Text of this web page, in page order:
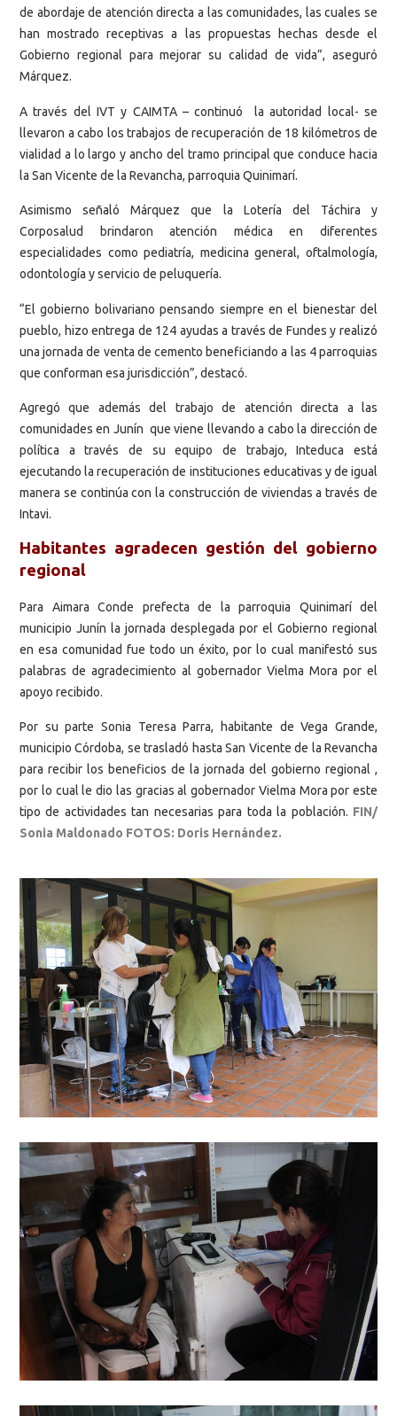
de abordaje de atención directa a las comunidades, las cuales se
han mostrado receptivas a las propuestas hechas desde el
Gobierno regional para mejorar su calidad de vida”, aseguró
Márquez.
A través del IVT y CAIMTA – continuó la autoridad local- se
llevaron a cabo los trabajos de recuperación de 18 kilómetros de
vialidad a lo largo y ancho del tramo principal que conduce hacia
la San Vicente de la Revancha, parroquia Quinimarí.
Asimismo señaló Márquez que la Lotería del Táchira y
Corposalud brindaron atención médica en diferentes
especialidades como pediatría, medicina general, oftalmología,
odontología y servicio de peluquería.
“El gobierno bolivariano pensando siempre en el bienestar del
pueblo, hizo entrega de 124 ayudas a través de Fundes y realizó
una jornada de venta de cemento beneficiando a las 4 parroquias
que conforman esa jurisdicción”, destacó.
Agregó que además del trabajo de atención directa a las
comunidades en Junín que viene llevando a cabo la dirección de
política a través de su equipo de trabajo, Inteduca está
ejecutando la recuperación de instituciones educativas y de igual
manera se continúa con la construcción de viviendas a través de
Intavi.
Habitantes agradecen gestión del gobierno
regional
Para Aimara Conde prefecta de la parroquia Quinimarí del
municipio Junín la jornada desplegada por el Gobierno regional
en esa comunidad fue todo un éxito, por lo cual manifestó sus
palabras de agradecimiento al gobernador Vielma Mora por el
apoyo recibido.
Por su parte Sonia Teresa Parra, habitante de Vega Grande,
municipio Córdoba, se trasladó hasta San Vicente de la Revancha
para recibir los beneficios de la jornada del gobierno regional ,
por lo cual le dio las gracias al gobernador Vielma Mora por este
tipo de actividades tan necesarias para toda la población. FIN/
Sonia Maldonado FOTOS: Doris Hernández.